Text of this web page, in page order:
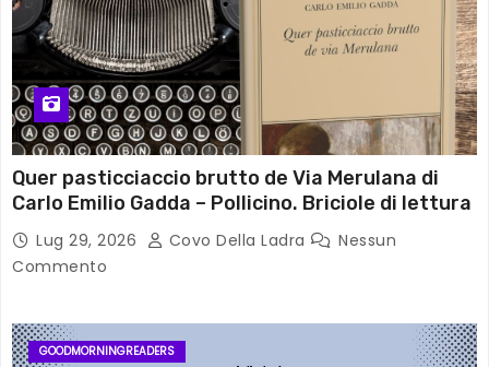
Quer pasticciaccio brutto de Via Merulana di
Carlo Emilio Gadda – Pollicino. Briciole di lettura
Lug 29, 2026 Covo Della Ladra
Nessun
Commento
GOODMORNINGREADERS